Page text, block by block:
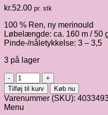
kr.52.00 pr. stk
100 % Ren, ny merinould
Løbelængde: ca. 160 m / 50
Pinde-/nåletykkelse: 3 – 3,5
3 på lager
Cool
Wool
|
mørk
oliven
Tilføj til kurv Køb nu
Varenummer (SKU):
Menu